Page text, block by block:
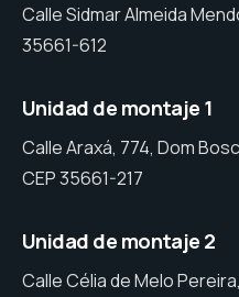
Calle Sidmar Almeida
35661-612
Unidad de montaje 1
Calle Araxá, 774, Dom
CEP 35661-217
Unidad de montaje 2
Calle Célia de Melo